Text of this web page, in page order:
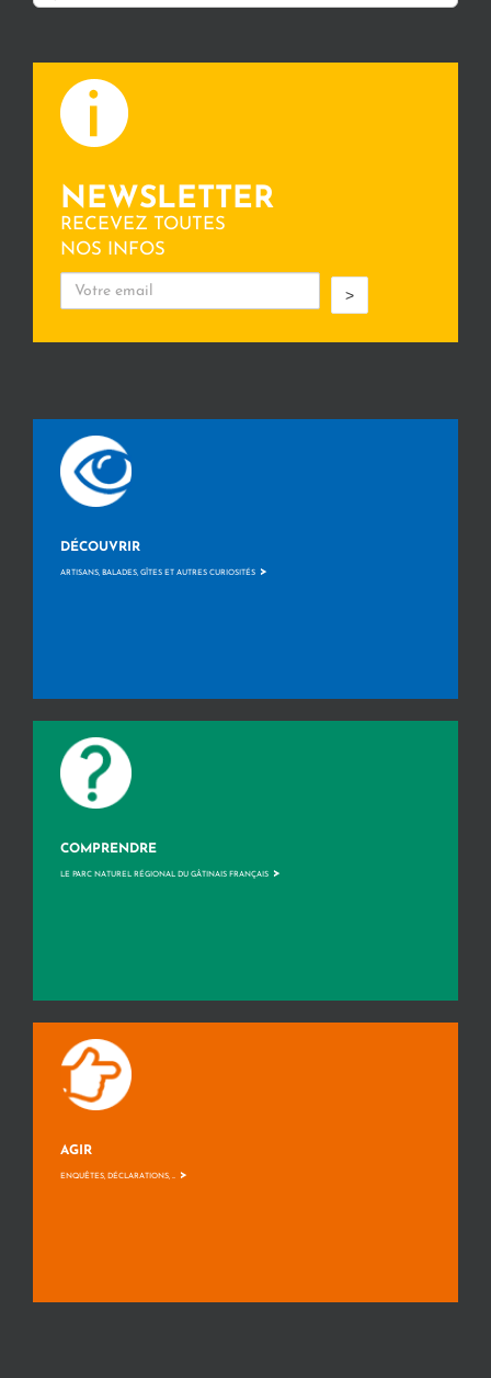
NEWSLETTER
RECEVEZ TOUTES
NOS INFOS
>
DÉCOUVRIR
ARTISANS, BALADES, GÎTES ET AUTRES CURIOSITÉS >
COMPRENDRE
LE PARC NATUREL RÉGIONAL DU GÂTINAIS FRANÇAIS >
AGIR
ENQUÊTES, DÉCLARATIONS, ... >